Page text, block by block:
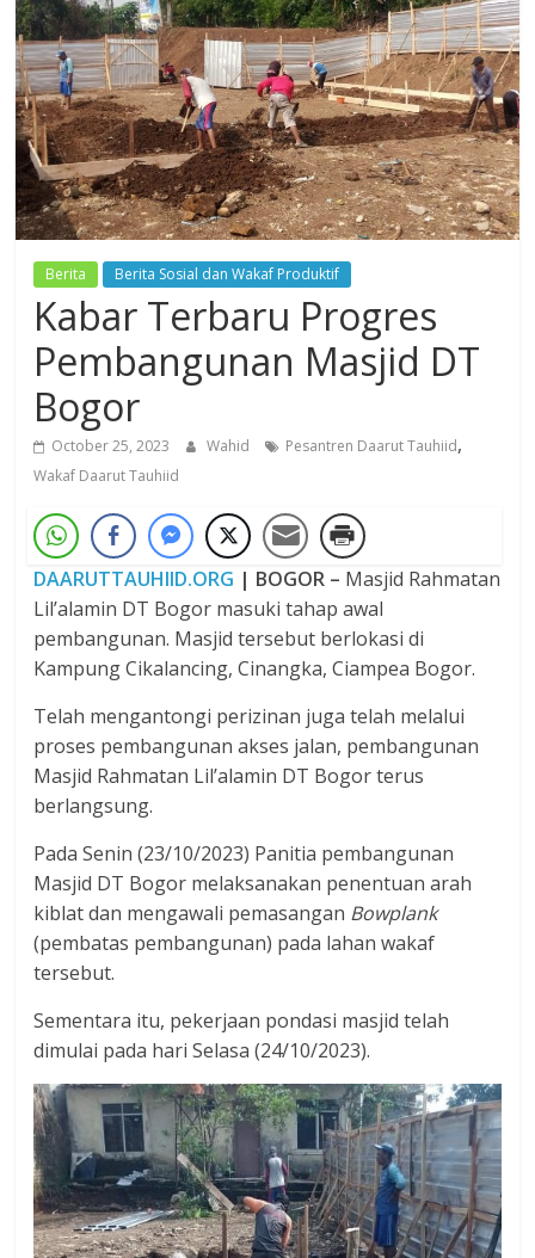
Dzikir,
Fikir,
Ikhtiar
Berita Berita Sosial dan Wakaf Produktif
Kabar Terbaru Progres
Pembangunan Masjid DT
Bogor
October 25, 2023 Wahid Pesantren Daarut Tauhiid,
Wakaf Daarut Tauhiid
DAARUTTAUHIID.ORG | BOGOR – Masjid Rahmatan
Lil’alamin DT Bogor masuki tahap awal
pembangunan. Masjid tersebut berlokasi di
Kampung Cikalancing, Cinangka, Ciampea Bogor.
Telah mengantongi perizinan juga telah melalui
proses pembangunan akses jalan, pembangunan
Masjid Rahmatan Lil’alamin DT Bogor terus
berlangsung.
Pada Senin (23/10/2023) Panitia pembangunan
Masjid DT Bogor melaksanakan penentuan arah
kiblat dan mengawali pemasangan Bowplank
(pembatas pembangunan) pada lahan wakaf
tersebut.
Sementara itu, pekerjaan pondasi masjid telah
dimulai pada hari Selasa (24/10/2023).